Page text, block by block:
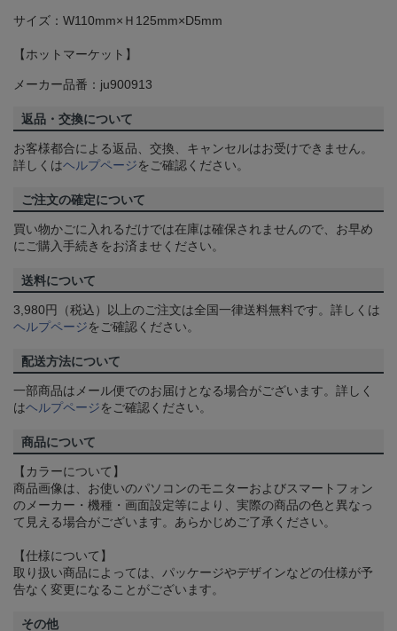
サイズ：W110mm×Ｈ125mm×D5mm
【ホットマーケット】
メーカー品番：ju900913
返品・交換について
お客様都合による返品、交換、キャンセルはお受けできません。
詳しくはヘルプページをご確認ください。
ご注文の確定について
買い物かごに入れるだけでは在庫は確保されませんので、お早め
にご購入手続きをお済ませください。
送料について
3,980円（税込）以上のご注文は全国一律送料無料です。詳しくは
ヘルプページをご確認ください。
配送方法について
一部商品はメール便でのお届けとなる場合がございます。詳しく
はヘルプページをご確認ください。
商品について
【カラーについて】
商品画像は、お使いのパソコンのモニターおよびスマートフォン
のメーカー・機種・画面設定等により、実際の商品の色と異なっ
て見える場合がございます。あらかじめご了承ください。
【仕様について】
取り扱い商品によっては、パッケージやデザインなどの仕様が予
告なく変更になることがございます。
その他